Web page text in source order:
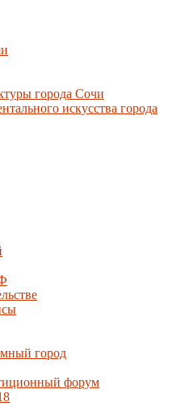
города Сочи
искусства города
город
форум